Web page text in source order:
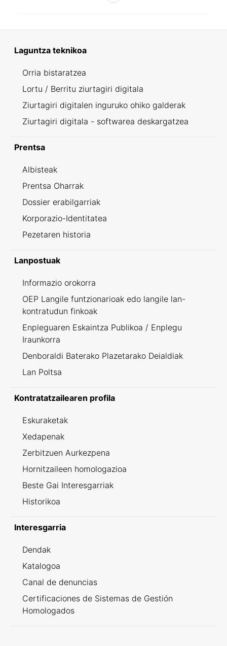
Laguntza teknikoa
Orria bistaratzea
Lortu / Berritu ziurtagiri digitala
Ziurtagiri digitalen inguruko ohiko galderak
Ziurtagiri digitala - softwarea deskargatzea
Prentsa
Albisteak
Prentsa Oharrak
Dossier erabilgarriak
Korporazio-Identitatea
Pezetaren historia
Lanpostuak
Informazio orokorra
OEP Langile funtzionarioak edo langile lan-
kontratudun finkoak
Enpleguaren Eskaintza Publikoa / Enplegu
Iraunkorra
Denboraldi Baterako Plazetarako Deialdiak
Lan Poltsa
Kontratatzailearen profila
Eskuraketak
Xedapenak
Zerbitzuen Aurkezpena
Hornitzaileen homologazioa
Beste Gai Interesgarriak
Historikoa
Interesgarria
Dendak
Katalogoa
Canal de denuncias
Certificaciones de Sistemas de Gestión
Homologados